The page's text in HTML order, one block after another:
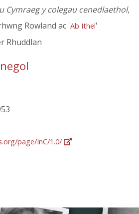
Cymraeg y colegau cenedlaethol,
Rowland ac 'Ab Ithel'
Rhuddlan
page/InC/1.0/